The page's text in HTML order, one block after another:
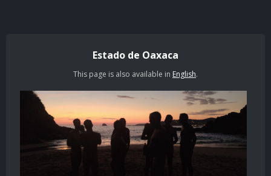
Estado de Oaxaca
This page is also available in English.